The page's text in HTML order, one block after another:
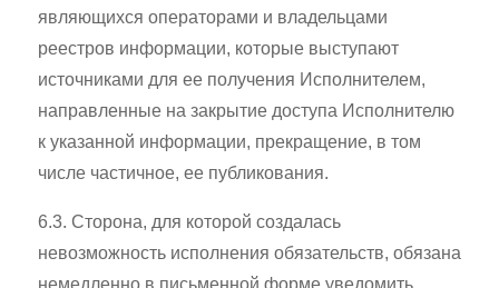
являющихся операторами и владельцами
реестров информации, которые выступают
источниками для ее получения Исполнителем,
направленные на закрытие доступа Исполнителю
к указанной информации, прекращение, в том
числе частичное, ее публикования.
6.3. Сторона, для которой создалась
невозможность исполнения обязательств, обязана
немедленно в письменной форме уведомить